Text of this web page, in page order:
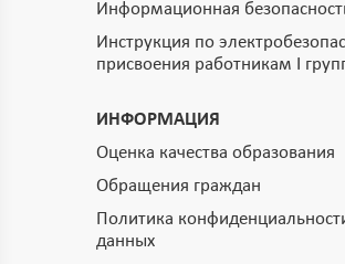
Информационная
Инструкция по
присвоения работникам I
ИНФОРМАЦИЯ
Оценка качества образования
Обращения граждан
Политика
данных